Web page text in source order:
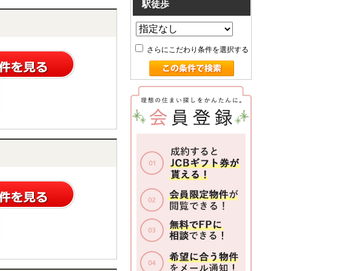
駅徒歩
さらにこだわり条件を選択する